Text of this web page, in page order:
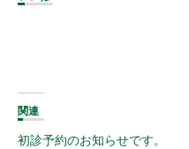
関連
初診予約のお知らせです。